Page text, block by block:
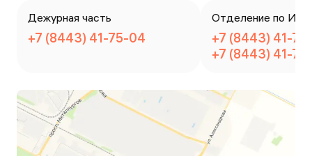
Дежурная часть
+7 (8443) 41-75-04
Отделение по ИАЗ
+7 (8443) 41-
+7 (8443) 41-